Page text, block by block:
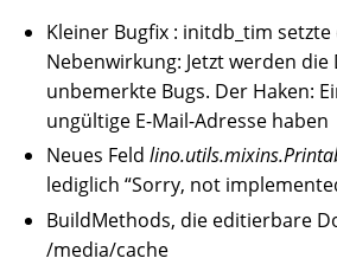
Kleiner Bugfix : initdb_tim
Nebenwirkung: Jetzt werden
unbemerkte Bugs. Der Haken:
ungültige E-Mail-Adresse haben
Neues Feld
lediglich “Sorry, not
BuildMethods, die editierbare
/media/cache